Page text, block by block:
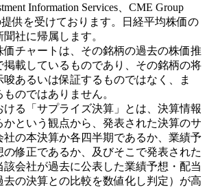
Information Services、CME Group
供を受けております。日経平均株価の
社に帰属します。
チャートは、その銘柄の過去の株価推
掲載しているものであり、その銘柄の将
あるいは保証するものではなく、ま
のではありません。
る「サプライズ決算」とは、決算情報
かという観点から、発表された決算のサ
社の本決算か各四半期であるか、業績予
修正であるか、及びそこで発表された
会社が過去に公表した業績予想・配当
の決算との比較を数値化し判定）が高